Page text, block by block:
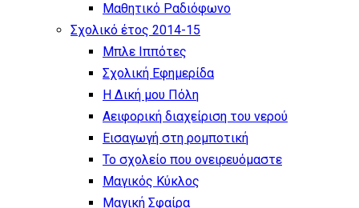
Μαθητικό Ραδιόφωνο
Σχολικό έτος 2014-15
Μπλε Ιππότες
Σχολική Εφημερίδα
Η Δική μου Πόλη
Αειφορική διαχείριση του νερού
Εισαγωγή στη ρομποτική
Το σχολείο που ονειρευόμαστε
Μαγικός Κύκλος
Μαγική Σφαίρα